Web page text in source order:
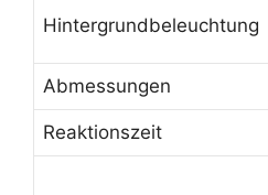
Hintergrundbeleuchtung
Abmessungen
Reaktionszeit